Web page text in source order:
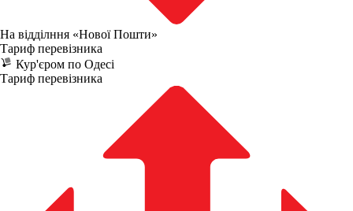
На відділння «Нової Пошти»
Тариф перевізника
Кур'єром по Одесі
Тариф перевізника